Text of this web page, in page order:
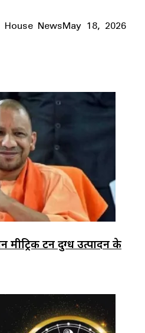
NewsMay 18, 2026
टन दुग्ध उत्पादन के